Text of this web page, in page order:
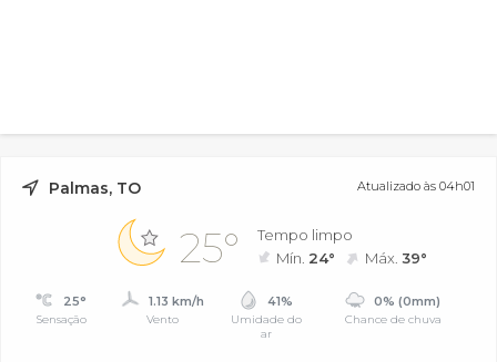
Palmas, TO Atualizado às 04h01
25°
Tempo limpo
Mín. 24° Máx.39°
25°
Sensação
1.13 km/h
Vento
41%
Umidade do
ar
0% (0mm)
Chance de chuva